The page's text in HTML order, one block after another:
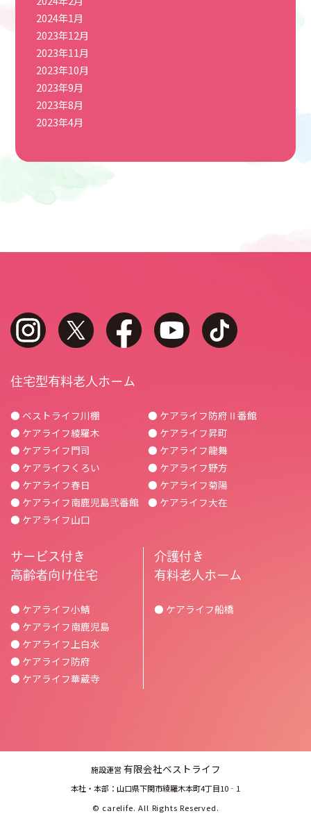
2024年1月
2023年12月
2023年11月
2023年10月
2023年9月
2023年8月
2023年4月
instagram twitter facebook youtube
住宅型有料老人ホーム
● ベストライフ川棚
● ケアライフ綾羅木
● ケアライフ門司
● ケアライフくろい
● ケアライフ春日
● ケアライフ南鹿児島弐番館
● ケアライフ山口
● ケアライフ防府Ⅱ番館
● ケアライフ昇町
● ケアライフ龍舞
● ケアライフ野方
● ケアライフ菊陽
● ケアライフ大在
サービス付き
高齢者向け住宅
● ケアライフ小鯖
● ケアライフ南鹿児島
● ケアライフ上白水
● ケアライフ防府
● ケアライフ華蔵寺
介護付き
有料老人ホーム
● ケアライフ船橋
施設運営有限会社ベストライフ
本社・本部：山口県下関市綾羅木本町4丁目10‐1
© carelife. All Rights Reserved.